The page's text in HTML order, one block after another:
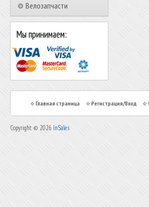
Велозапчасти
Мы принимаем:
Главная страница Регистрация/Вход
Copyright © 2026 InSales